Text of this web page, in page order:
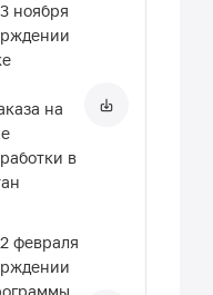
г. №
правил
из
на
ноября
на
в
февраля